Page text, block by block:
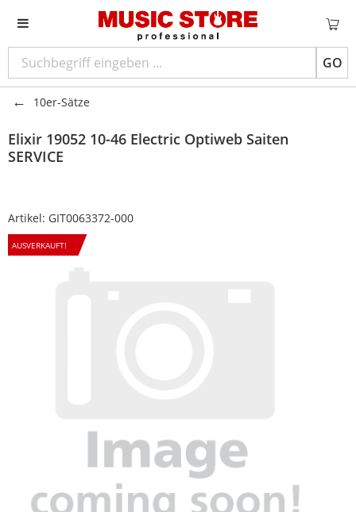
GO
10er-Sätze
Elixir 19052 10-46 Electric Optiweb Saiten
SERVICE
Artikel: GIT0063372-000
AUSVERKAUFT!